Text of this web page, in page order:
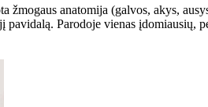
anatomija (galvos, akys,
Parodoje vienas įdomiausių,